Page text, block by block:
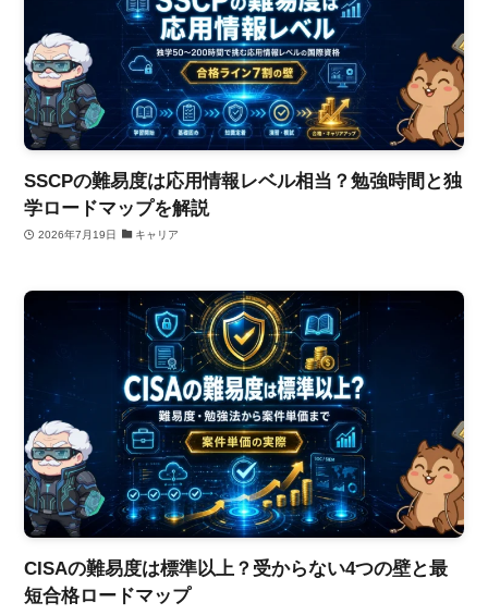
SSCPの難易度は応用情報レベル相当？勉強時間と独
学ロードマップを解説
2026年7月19日 キャリア
CISAの難易度は標準以上？受からない4つの壁と最
短合格ロードマップ